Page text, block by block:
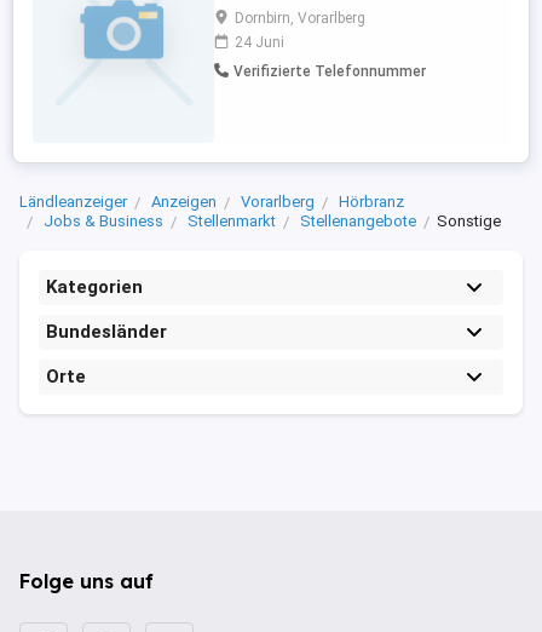
vorzugsweise erfahrene weibliche
Mitarbeiterin. Geringfügig anmelden.
Anforderungen: Sprachkenntnisse:
Grundkenntnisse der deutschen Sprache
Dornbirn, Vorarlberg
24 Juni
Verifizierte Telefonnummer
Ländleanzeiger Anzeigen Vorarlberg
Hörbranz
Jobs & Business
Stellenmarkt Stellenangebote Sonstige
Kategorien
Bundesländer
Orte
Folge uns auf